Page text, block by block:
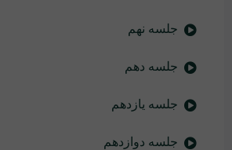
جلسه نهم
جلسه دهم
جلسه یازدهم
جلسه دوازدهم